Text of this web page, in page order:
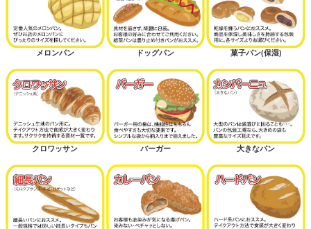
メロンパン ドッグパン 菓子パン(保湿)
クロワッサン バーガー 大きなパン